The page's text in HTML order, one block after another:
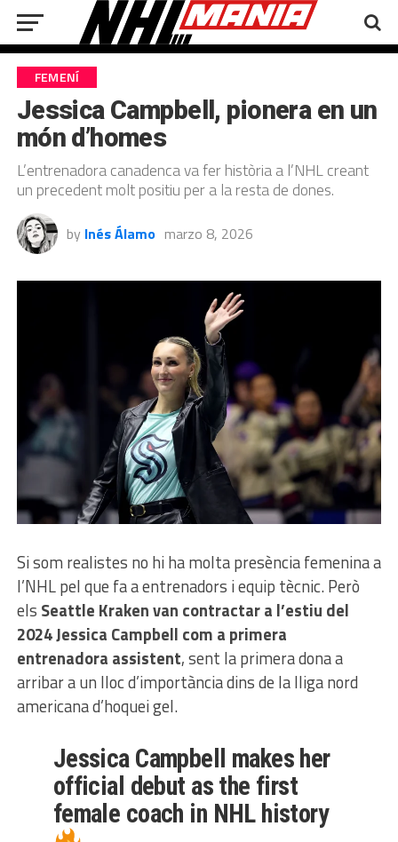
FEMENÍ
Jessica Campbell, pionera en un
món d’homes
L’entrenadora canadenca va fer història a l’NHL creant
un precedent molt positiu per a la resta de dones.
by Inés Álamo marzo 8, 2026
Si som realistes no hi ha molta presència femenina a
l’NHL pel que fa a entrenadors i equip tècnic. Però
els Seattle Kraken van contractar a l’estiu del
2024 Jessica Campbell com a primera
entrenadora assistent, sent la primera dona a
arribar a un lloc d’importància dins de la lliga nord
americana d’hoquei gel.
Jessica Campbell makes her
official debut as the first
female coach in NHL history